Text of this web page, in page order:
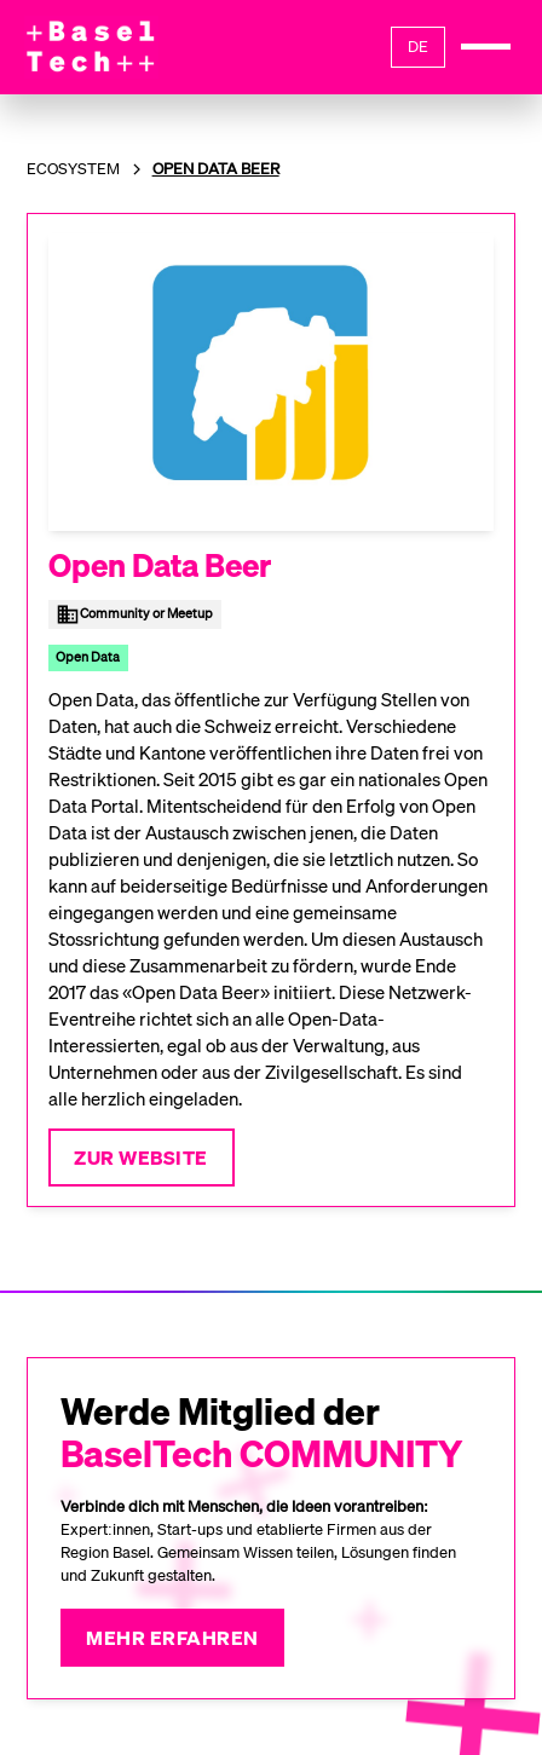
DE
ECOSYSTEM OPEN DATA BEER
Open Data Beer
Community or Meetup
Open Data
Open Data, das öffentliche zur Verfügung Stellen von
Daten, hat auch die Schweiz erreicht. Verschiedene
Städte und Kantone veröffentlichen ihre Daten frei von
Restriktionen. Seit 2015 gibt es gar ein nationales Open
Data Portal. Mitentscheidend für den Erfolg von Open
Data ist der Austausch zwischen jenen, die Daten
publizieren und denjenigen, die sie letztlich nutzen. So
kann auf beiderseitige Bedürfnisse und Anforderungen
eingegangen werden und eine gemeinsame
Stossrichtung gefunden werden. Um diesen Austausch
und diese Zusammenarbeit zu fördern, wurde Ende
2017 das «Open Data Beer» initiiert. Diese Netzwerk-
Eventreihe richtet sich an alle Open-Data-
Interessierten, egal ob aus der Verwaltung, aus
Unternehmen oder aus der Zivilgesellschaft. Es sind
alle herzlich eingeladen.
ZUR WEBSITE
Werde Mitglied der
BaselTech COMMUNITY
Verbinde dich mit Menschen, die Ideen vorantreiben:
Expert:innen, Start-ups und etablierte Firmen aus der
Region Basel. Gemeinsam Wissen teilen, Lösungen finden
und Zukunft gestalten.
MEHR ERFAHREN